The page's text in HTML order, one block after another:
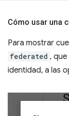
Cómo usar una
Para mostrar
federated ,
identidad, a las